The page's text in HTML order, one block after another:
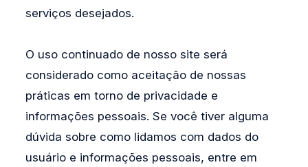
serviços desejados.
O uso continuado de nosso site será
considerado como aceitação de nossas
práticas em torno de privacidade e
informações pessoais. Se você tiver alguma
dúvida sobre como lidamos com dados do
usuário e informações pessoais, entre em